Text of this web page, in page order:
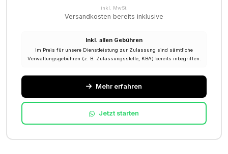
inkl. MwSt.
Versandkosten bereits inklusive
Inkl. allen Gebühren
Im Preis für unsere Dienstleistung zur Zulassung sind sämtliche
Verwaltungsgebühren (z. B. Zulassungsstelle, KBA) bereits inbegriffen.
Mehr erfahren
Jetzt starten